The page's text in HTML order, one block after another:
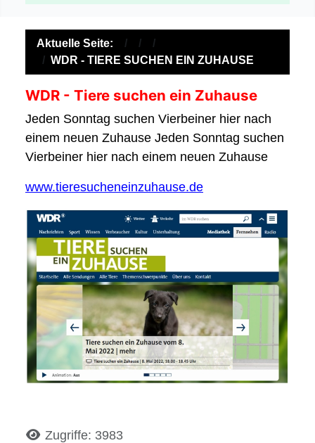
Aktuelle Seite:
WDR - TIERE SUCHEN EIN ZUHAUSE
WDR - Tiere suchen ein Zuhause
Jeden Sonntag suchen Vierbeiner hier nach
einem neuen Zuhause Jeden Sonntag suchen
Vierbeiner hier nach einem neuen Zuhause
www.tieresucheneinzuhause.de
DetailsZugriffe: 3983